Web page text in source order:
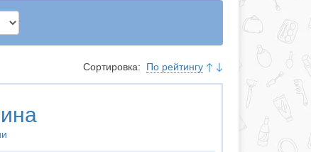
Сортировка: По рейтингу